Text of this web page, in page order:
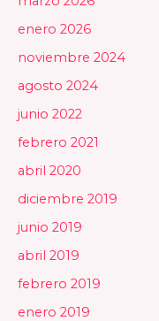
enero 2026
noviembre 2024
agosto 2024
junio 2022
febrero 2021
abril 2020
diciembre 2019
junio 2019
abril 2019
febrero 2019
enero 2019